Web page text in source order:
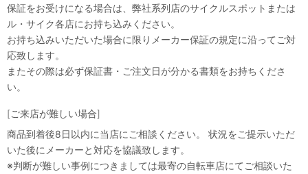
保証をお受けになる場合は、弊社系列店のサイクルスポットまたは
ル・サイク各店にお持ち込みください。
お持ち込みいただいた場合に限りメーカー保証の規定に沿ってご対
応致します。
またその際は必ず保証書・ご注文日が分かる書類をお持ちくださ
い。
[ご来店が難しい場合]
商品到着後8日以内に当店にご相談ください。 状況をご提示いただ
いた後にメーカーと対応を協議致します。
※判断が難しい事例につきましては最寄の自転車店にてご相談いた